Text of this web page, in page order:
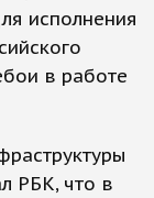
исполнения
в работе
РБК, что в